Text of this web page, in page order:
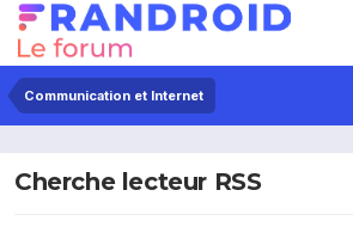
Communication et Internet
Cherche lecteur RSS